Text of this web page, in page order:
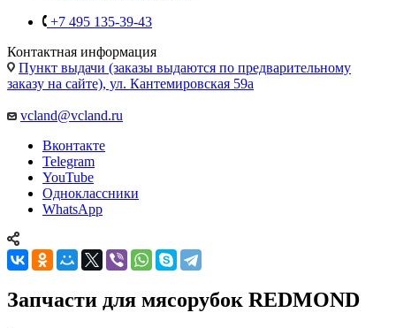
+7 495 135-39-43
Контактная информация
Пункт выдачи (заказы выдаются по предварительному
заказу на сайте), ул. Кантемировская 59а
vcland@vcland.ru
Вконтакте
Telegram
YouTube
Одноклассники
WhatsApp
Запчасти для мясорубок REDMOND